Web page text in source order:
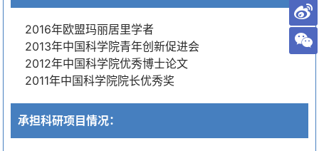
2016年欧盟玛丽居里学者
2013年中国科学院青年创新促进会
2012年中国科学院优秀博士论文
2011年中国科学院院长优秀奖
承担科研项目情况：